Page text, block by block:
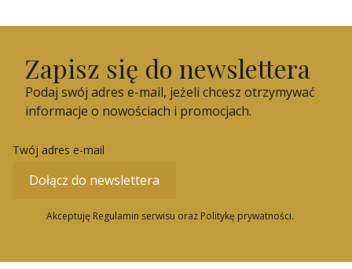
Zapisz się do newslettera
Podaj swój adres e-mail, jeżeli chcesz otrzymywać
informacje o nowościach i promocjach.
Twój adres e-mail
Dołącz do newslettera
Akceptuję Regulamin serwisu oraz Politykę prywatności.